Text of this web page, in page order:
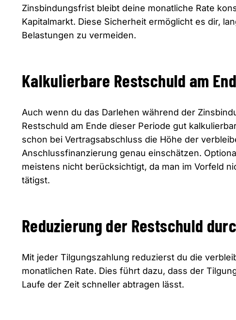
Zinsbindungsfrist bleibt deine monatliche Rate
Kapitalmarkt. Diese Sicherheit ermöglicht es dir,
Belastungen zu vermeiden.
Kalkulierbare Restschuld am
Auch wenn du das Darlehen während der
Restschuld am Ende dieser Periode gut
schon bei Vertragsabschluss die Höhe der
Anschlussfinanzierung genau einschätzen.
meistens nicht berücksichtigt, da man im Vorfeld
tätigst.
Reduzierung der Restschuld
Mit jeder Tilgungszahlung reduzierst du die
monatlichen Rate. Dies führt dazu, dass der
Laufe der Zeit schneller abtragen lässt.